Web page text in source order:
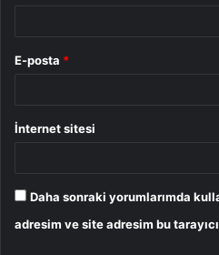
E-posta *
İnternet sitesi
Daha sonraki yorumlarımda
adresim ve site adresim bu